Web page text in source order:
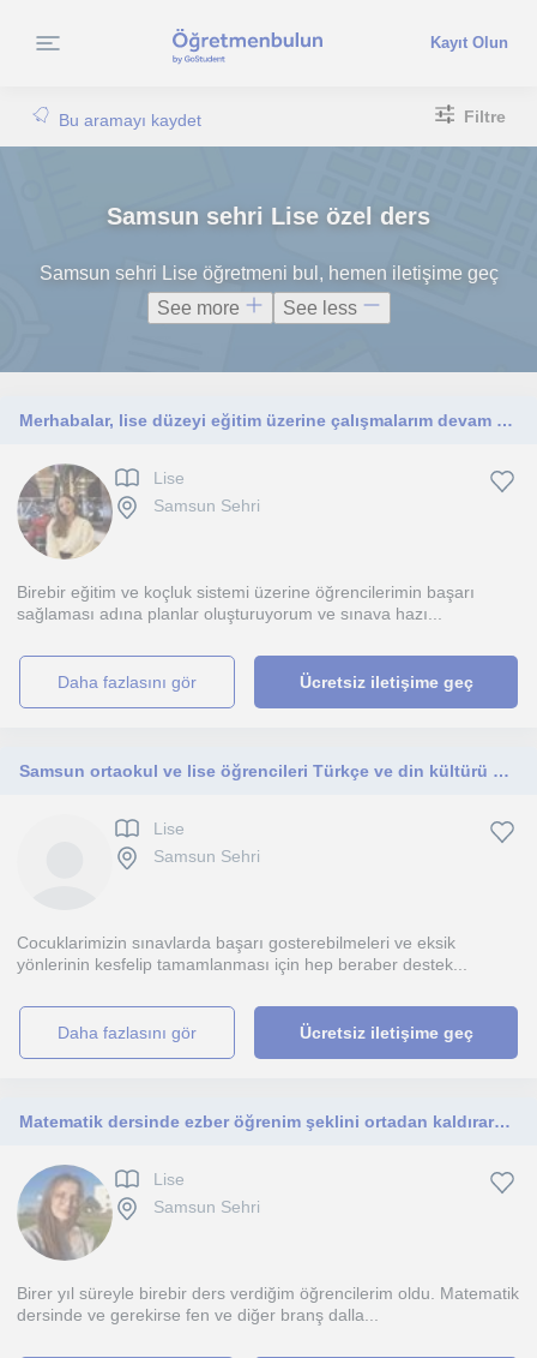
Kayıt Olun
Bu aramayı kaydet Filtre
Samsun sehri Lise özel ders
Samsun sehri Lise öğretmeni bul, hemen iletişime geç
See more
See less
Merhabalar, lise düzeyi eğitim üzerine çalışmalarım devam ediyor. Deneyimimi farklı platformlarda geliştirmek istiyorum.
Lise
Samsun Sehri
Birebir eğitim ve koçluk sistemi üzerine öğrencilerimin başarı
sağlaması adına planlar oluşturuyorum ve sınava hazı...
daha fazlasını gör Ücretsiz iletişime geç
Samsun ortaokul ve lise öğrencileri Türkçe ve din kültürü ve ahlak bilgisi dersleri veriyorum.Dersler yüz yüze olmaktadır.
Lise
Samsun Sehri
Cocuklarimizin sınavlarda başarı gosterebilmeleri ve eksik
yönlerinin kesfelip tamamlanması için hep beraber destek...
daha fazlasını gör Ücretsiz iletişime geç
Matematik dersinde ezber öğrenim şeklini ortadan kaldırararak mantığıyla dersi öğrenmek ister misiniz?
Lise
Samsun Sehri
Birer yıl süreyle birebir ders verdiğim öğrencilerim oldu. Matematik
dersinde ve gerekirse fen ve diğer branş dalla...